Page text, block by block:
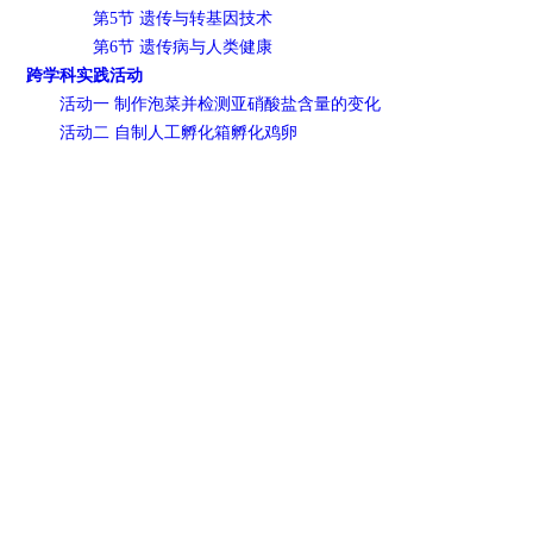
第5节 遗传与转基因技术
第6节 遗传病与人类健康
跨学科实践活动
活动一 制作泡菜并检测亚硝酸盐含量的变化
活动二 自制人工孵化箱孵化鸡卵